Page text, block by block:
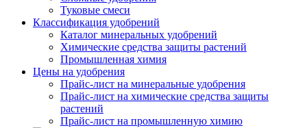
Туковые смеси
Классификация удобрений
Каталог минеральных удобрений
Химические средства защиты растений
Промышленная химия
Цены на удобрения
Прайс-лист на минеральные удобрения
Прайс-лист на химические средства защиты
растений
Прайс-лист на промышленную химию